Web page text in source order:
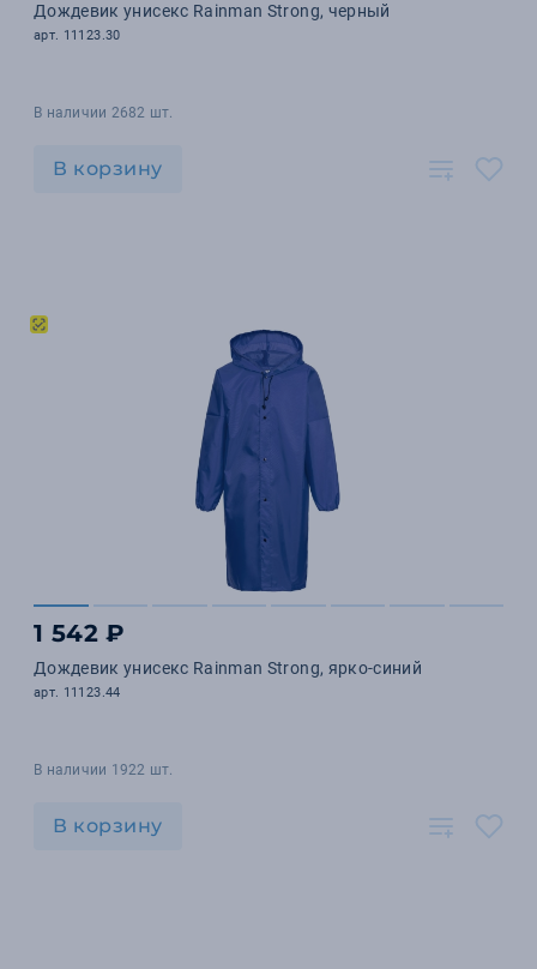
Дождевик унисекс Rainman Strong, черный
арт. 11123.30
В наличии 2682 шт.
В корзину
1 542 ₽
Дождевик унисекс Rainman Strong, ярко-синий
арт. 11123.44
В наличии 1922 шт.
В корзину